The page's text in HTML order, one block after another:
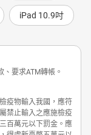
iPad 10.9吋
要求ATM轉帳。
疫物輸入我國，應符
禁止輸入之應施檢疫
百萬元以下罰金。應